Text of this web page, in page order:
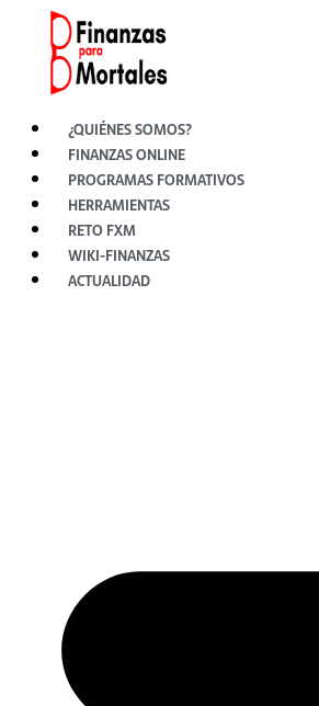
contenido
¿QUIÉNES SOMOS?
FINANZAS ONLINE
PROGRAMAS FORMATIVOS
HERRAMIENTAS
RETO FXM
WIKI-FINANZAS
ACTUALIDAD